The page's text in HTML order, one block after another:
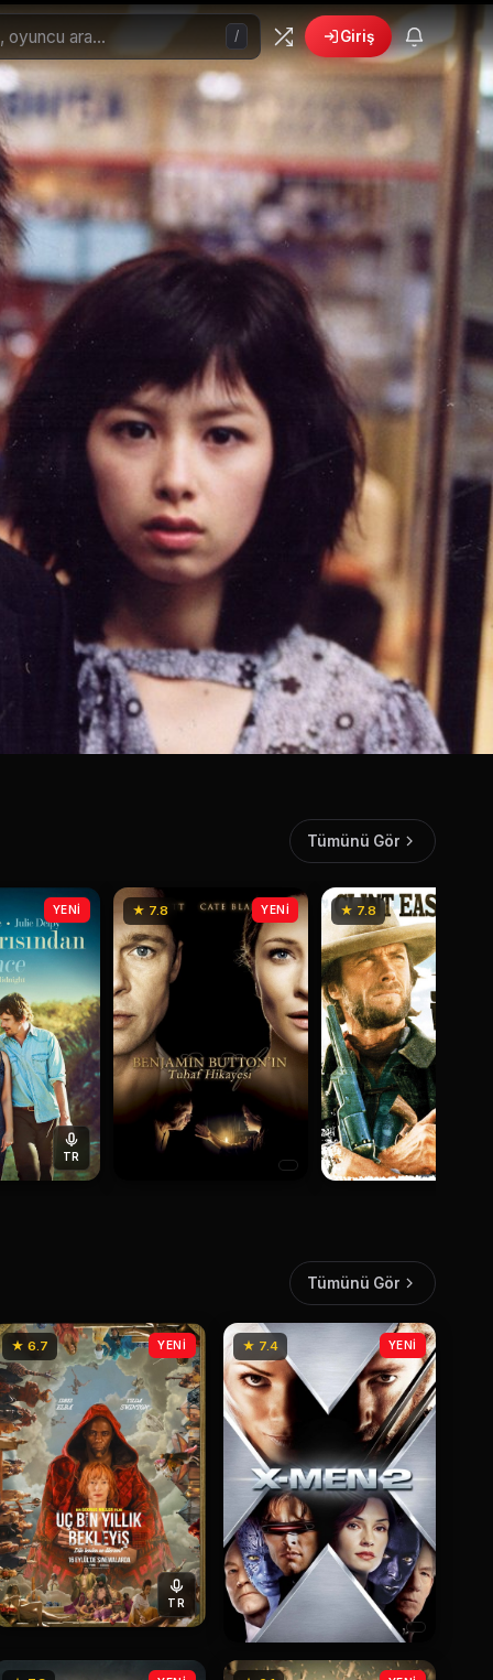
/ Giriş
🎁6 yeni fırsat! Bonusları gör ›
Tümünü Gör
TR
YENİ ★ 7.8 YENİ ★ 7.8
Tümünü Gör
★ 6.7
TR
YENİ ★ 7.4 YENİ